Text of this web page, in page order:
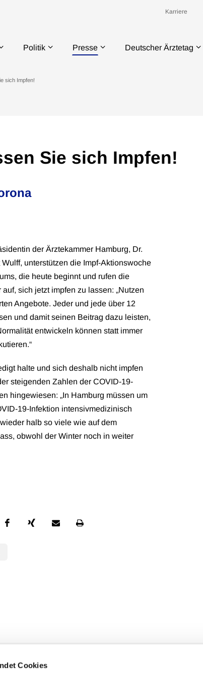
Cookies
Karriere
Politik Presse Deutscher Ärztetag
sich Impfen!
Sie sich Impfen!
der Ärztekammer Hamburg, Dr.
unterstützen die Impf-Aktionswoche
die heute beginnt und rufen die
sich jetzt impfen zu lassen: „Nutzen
Angebote. Jeder und jede über 12
und damit seinen Beitrag dazu leisten,
entwickeln können statt immer
halte und sich deshalb nicht impfen
steigenden Zahlen der COVID-19-
hingewiesen: „In Hamburg müssen um
19-Infektion intensivmedizinisch
halb so viele wie auf dem
obwohl der Winter noch in weiter